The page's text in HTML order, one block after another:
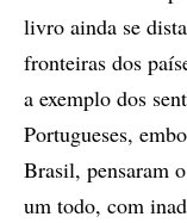
livro ainda se
fronteiras dos
a exemplo dos
Portugueses,
Brasil, pensaram
um todo, com